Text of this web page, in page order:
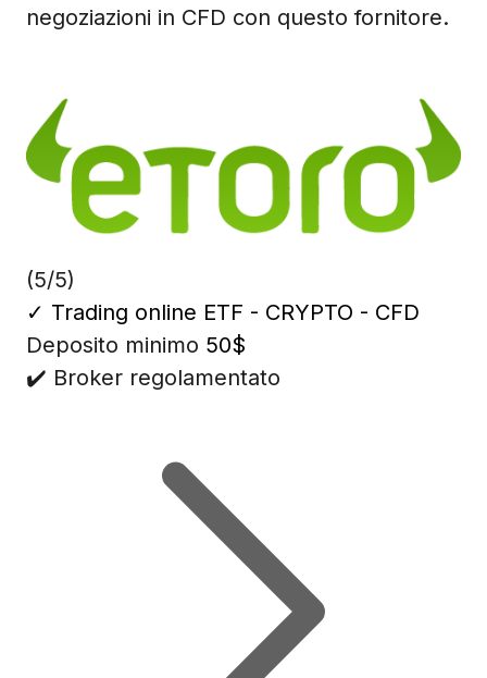
negoziazioni in CFD con questo fornitore.
(5/5)
✓ Trading online ETF - CRYPTO - CFD
Deposito minimo 50$
✔️ Broker regolamentato